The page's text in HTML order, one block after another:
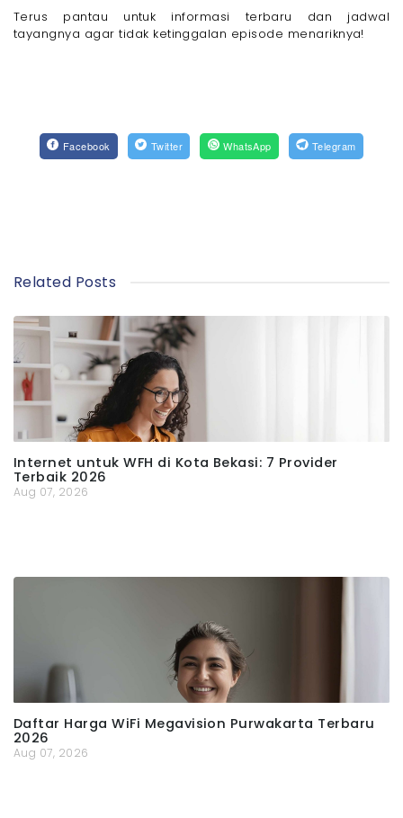
Terus pantau untuk informasi terbaru dan jadwal
tayangnya agar tidak ketinggalan episode menariknya!
Facebook Twitter WhatsApp Telegram
Related Posts
Internet untuk WFH di Kota Bekasi: 7 Provider
Terbaik 2026
Aug 07, 2026
Daftar Harga WiFi Megavision Purwakarta Terbaru
2026
Aug 07, 2026